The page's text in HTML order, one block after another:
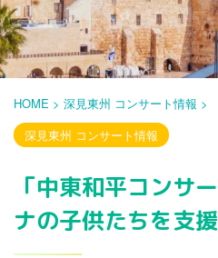
HOME > 深見東州 コンサート情報 >
深見東州 コンサート情報
「中東和平コンサ
ナの子供たちを支援